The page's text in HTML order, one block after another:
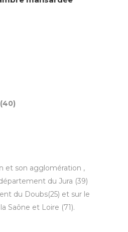
(40)
et son agglomération ,
du Jura (39)
du Doubs(25) et sur le
Saône et Loire (71).